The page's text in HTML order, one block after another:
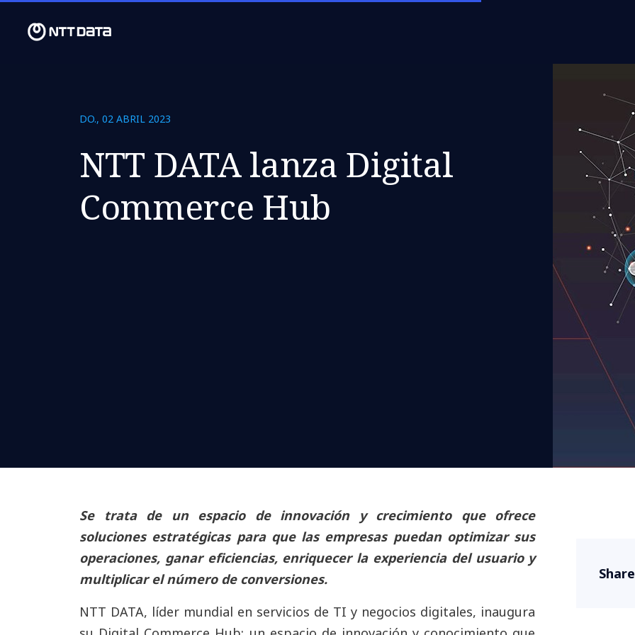
DO., 02 ABRIL 2023
NTT DATA lanza Digital
Commerce Hub
Se trata de un espacio de innovación y crecimiento que ofrece
soluciones estratégicas para que las empresas puedan optimizar sus
operaciones, ganar eficiencias, enriquecer la experiencia del usuario y
multiplicar el número de conversiones.
NTT DATA, líder mundial en servicios de TI y negocios digitales, inaugura